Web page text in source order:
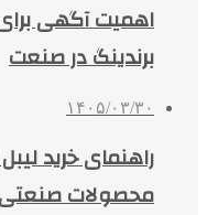
اهمیت آگهی
برندینگ در صنعت
۱۴۰۵/۰۳/۳۰
راهنمای خرید
محصولات صنعتی